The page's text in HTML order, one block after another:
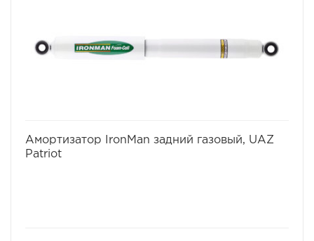
Амортизатор IronMan задний газовый, UAZ
Patriot